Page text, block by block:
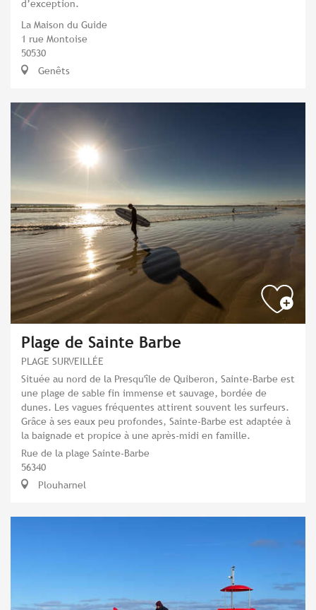
d’exception.
La Maison du Guide
1 rue Montoise
50530
Genêts
Plage de Sainte Barbe
PLAGE SURVEILLÉE
Située au nord de la Presqu'île de Quiberon, Sainte-Barbe est
une plage de sable fin immense et sauvage, bordée de
dunes. Les vagues fréquentes attirent souvent les surfeurs.
Grâce à ses eaux peu profondes, Sainte-Barbe est adaptée à
la baignade et propice à une après-midi en famille.
Rue de la plage Sainte-Barbe
56340
Plouharnel